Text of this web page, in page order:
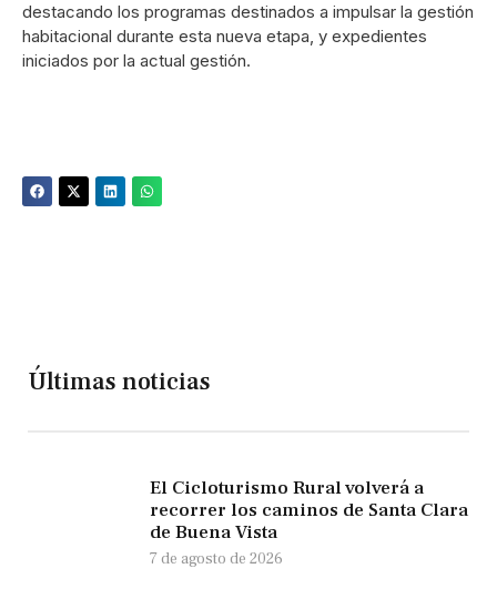
destacando los programas destinados a impulsar la gestión
habitacional durante esta nueva etapa, y expedientes
iniciados por la actual gestión.
Últimas noticias
El Cicloturismo Rural volverá a
recorrer los caminos de Santa Clara
de Buena Vista
7 de agosto de 2026